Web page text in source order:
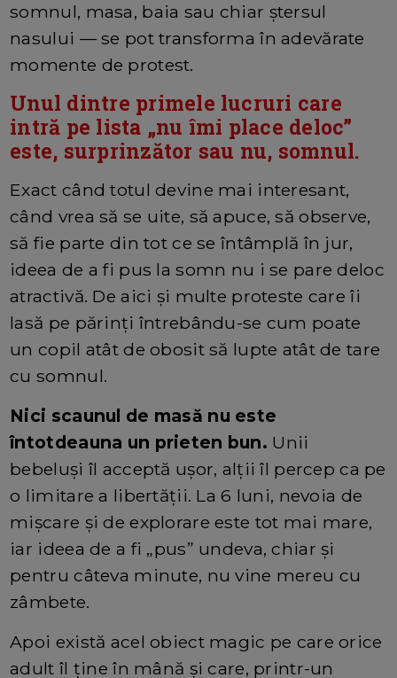
somnul, masa, baia sau chiar ștersul
nasului — se pot transforma în adevărate
momente de protest.
Unul dintre primele lucruri care
intră pe lista „nu îmi place deloc”
este, surprinzător sau nu, somnul.
Exact când totul devine mai interesant,
când vrea să se uite, să apuce, să observe,
să fie parte din tot ce se întâmplă în jur,
ideea de a fi pus la somn nu i se pare deloc
atractivă. De aici și multe proteste care îi
lasă pe părinți întrebându-se cum poate
un copil atât de obosit să lupte atât de tare
cu somnul.
Nici scaunul de masă nu este
întotdeauna un prieten bun. Unii
bebeluși îl acceptă ușor, alții îl percep ca pe
o limitare a libertății. La 6 luni, nevoia de
mișcare și de explorare este tot mai mare,
iar ideea de a fi „pus” undeva, chiar și
pentru câteva minute, nu vine mereu cu
zâmbete.
Apoi există acel obiect magic pe care orice
adult îl ține în mână și care, printr-un